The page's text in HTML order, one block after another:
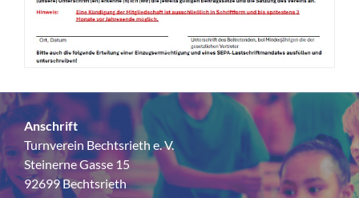
Anschrift
Turnverein Bechtsrieth e. V.
Steinerne Gasse 15
92699 Bechtsrieth